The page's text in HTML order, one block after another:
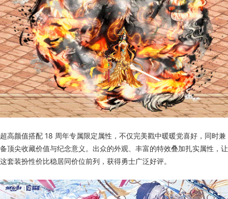
超高颜值搭配 18 周年专属限定属性，不仅完美戳中暖暖党喜好，同时兼
备顶尖收藏价值与纪念意义。出众的外观、丰富的特效叠加扎实属性，让
这套装扮性价比稳居同价位前列，获得勇士广泛好评。